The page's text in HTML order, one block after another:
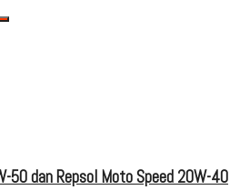
50 dan Repsol Moto Speed 20W-40